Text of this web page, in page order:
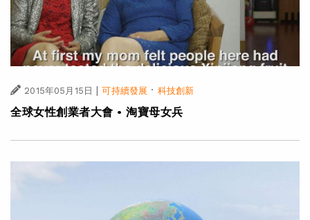
2015年05月15日 | 可持續發展 · 科技創新
全球女性創業者大會 • 淘寶母女兵